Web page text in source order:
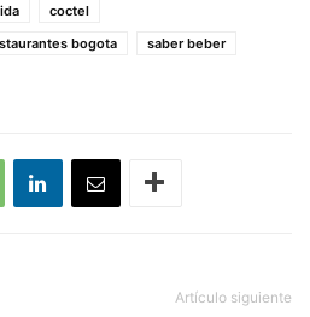
coctel
bogota
saber beber
Artículo siguiente